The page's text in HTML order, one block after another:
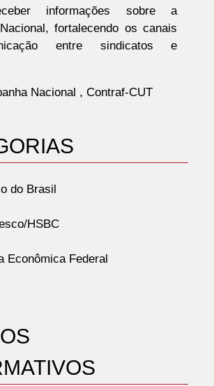
informações sobre a
fortalecendo os canais
entre sindicatos e
Nacional , Contraf-CUT
do Brasil
HSBC
Econômica Federal